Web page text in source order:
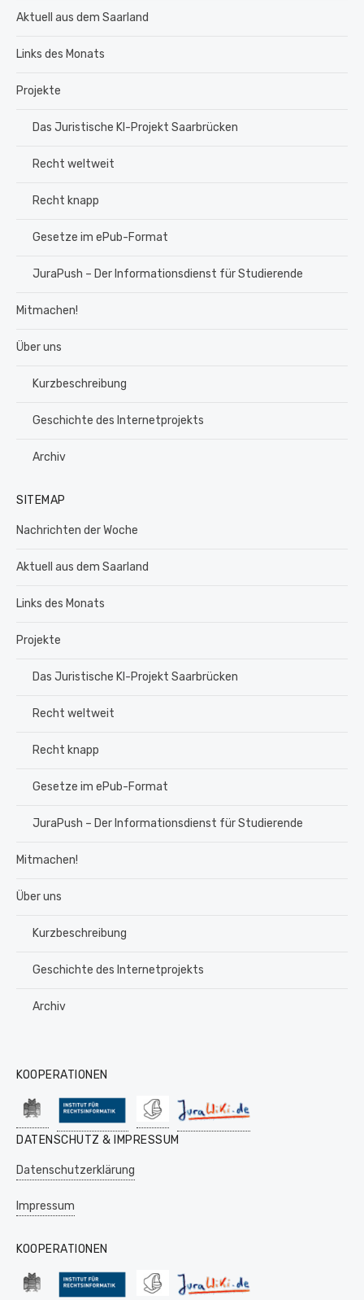
Aktuell aus dem Saarland
Links des Monats
Projekte
Das Juristische KI-Projekt Saarbrücken
Recht weltweit
Recht knapp
Gesetze im ePub-Format
JuraPush – Der Informationsdienst für Studierende
Mitmachen!
Über uns
Kurzbeschreibung
Geschichte des Internetprojekts
Archiv
SITEMAP
Nachrichten der Woche
Aktuell aus dem Saarland
Links des Monats
Projekte
Das Juristische KI-Projekt Saarbrücken
Recht weltweit
Recht knapp
Gesetze im ePub-Format
JuraPush – Der Informationsdienst für Studierende
Mitmachen!
Über uns
Kurzbeschreibung
Geschichte des Internetprojekts
Archiv
KOOPERATIONEN
DATENSCHUTZ & IMPRESSUM
Datenschutzerklärung
Impressum
KOOPERATIONEN